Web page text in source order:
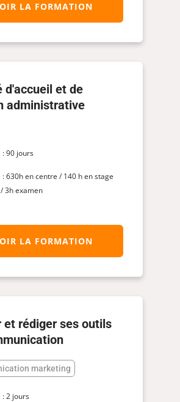
LA FORMATION
d'accueil et de
administrative
: 90 jours
: 630h en centre / 140 h en stage
3h examen
LA FORMATION
et rédiger ses outils
marketing
: 2 jours